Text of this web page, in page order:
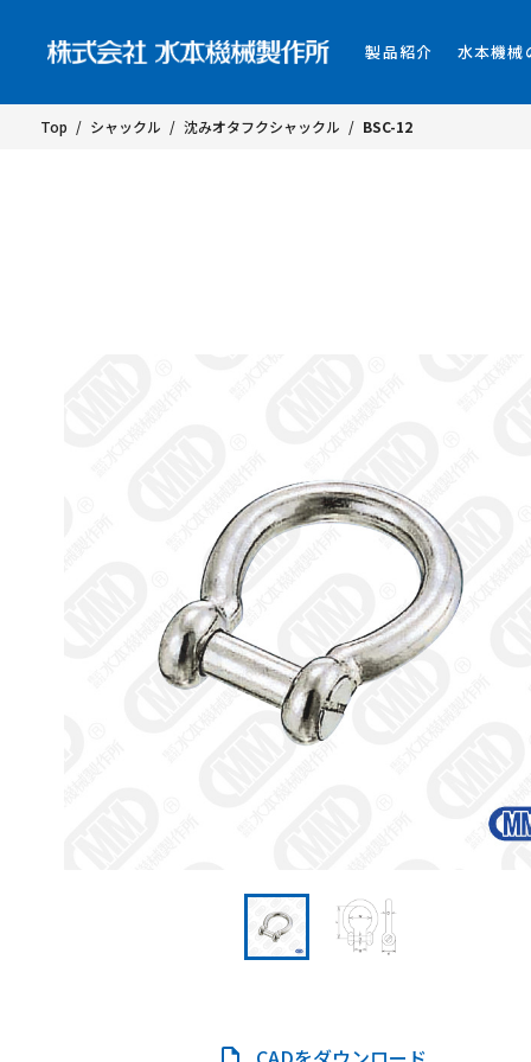
製品紹介 水本機械
Top / シャックル / 沈みオタフクシャックル / BSC-12